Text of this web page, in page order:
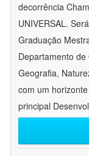
decorrência
UNIVERSAL.
Graduação
Departamento
Geografia,
com um
principal